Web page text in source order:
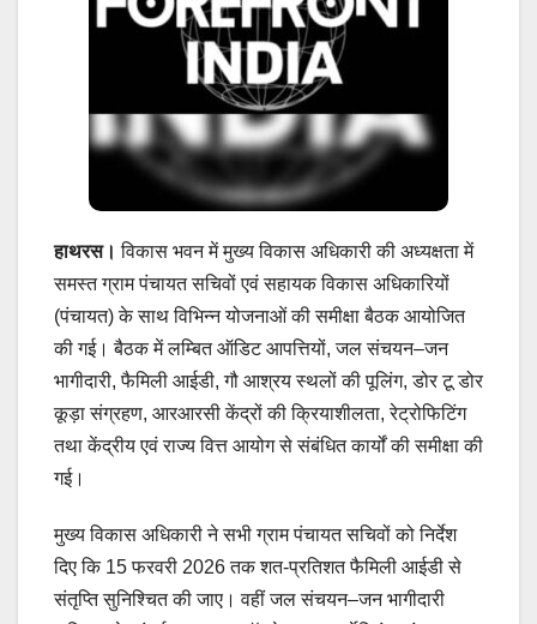
हाथरस। विकास भवन में मुख्य विकास अधिकारी की अध्यक्षता में
समस्त ग्राम पंचायत सचिवों एवं सहायक विकास अधिकारियों
(पंचायत) के साथ विभिन्न योजनाओं की समीक्षा बैठक आयोजित
की गई। बैठक में लम्बित ऑडिट आपत्तियों, जल संचयन–जन
भागीदारी, फैमिली आईडी, गौ आश्रय स्थलों की पूलिंग, डोर टू डोर
कूड़ा संग्रहण, आरआरसी केंद्रों की क्रियाशीलता, रेट्रोफिटिंग
तथा केंद्रीय एवं राज्य वित्त आयोग से संबंधित कार्यों की समीक्षा की
गई।
मुख्य विकास अधिकारी ने सभी ग्राम पंचायत सचिवों को निर्देश
दिए कि 15 फरवरी 2026 तक शत-प्रतिशत फैमिली आईडी से
संतृप्ति सुनिश्चित की जाए। वहीं जल संचयन–जन भागीदारी